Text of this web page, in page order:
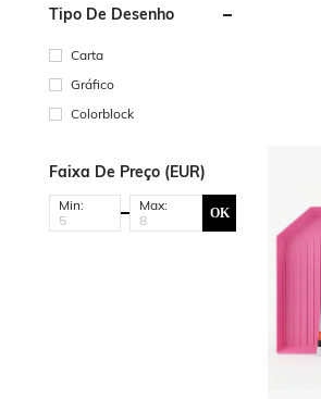
Tipo De Desenho
Carta
Gráfico
Colorblock
Faixa De Preço (EUR)
Min: Max: OK